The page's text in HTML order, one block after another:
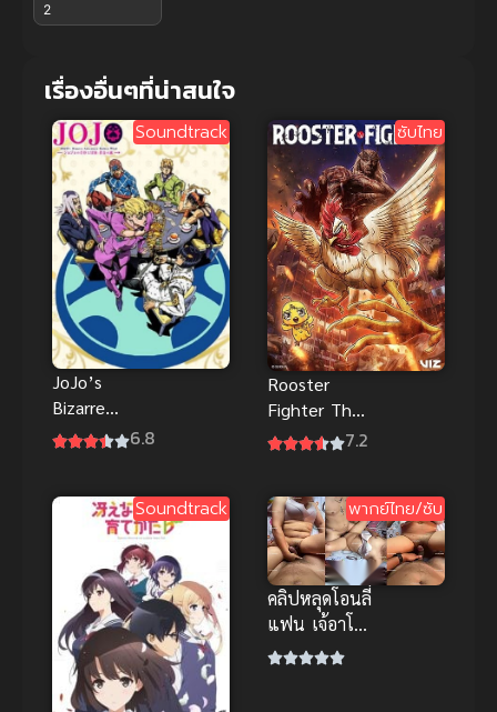
2
เรื่องอื่นๆที่น่าสนใจ
Soundtrack
JoJo’s
Bizarre
Adventure
ศตวรรษ
สายลมทองคำ
6.8
ซับไทย
Rooster
Fighter The
Anime ยอดไก่
ล่าสุด
7.2
Soundtrack พากย์ไทย/ซับ
คลิปหลุดโอนลี่
แฟน เจ้อาโฮลิ
สายฝอ รุ่นแม่